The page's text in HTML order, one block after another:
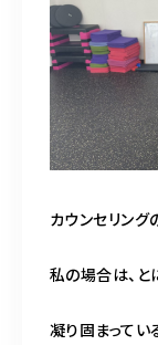
カウンセリング
私の場合は、と
凝り固まってい